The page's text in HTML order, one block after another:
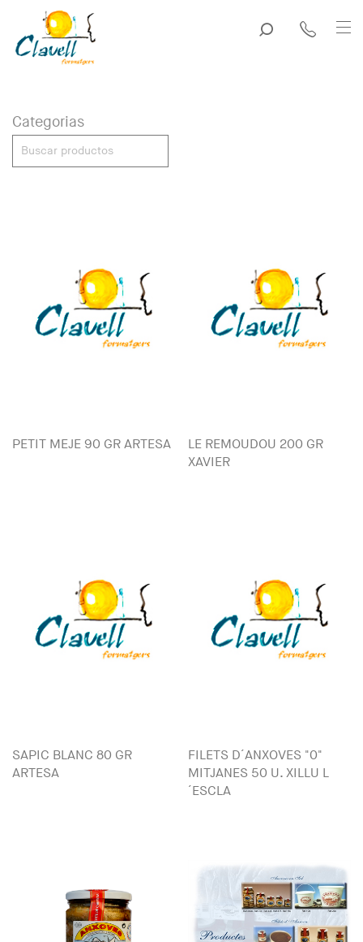
Categorias
PETIT MEJE 90 GR ARTESA
LE REMOUDOU 200 GR
XAVIER
SAPIC BLANC 80 GR
ARTESA
FILETS D´ANXOVES "0"
MITJANES 50 U. XILLU L
´ESCLA